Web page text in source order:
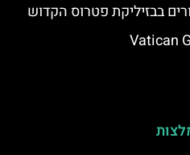
בבזיליקת פטרוס הקדוש